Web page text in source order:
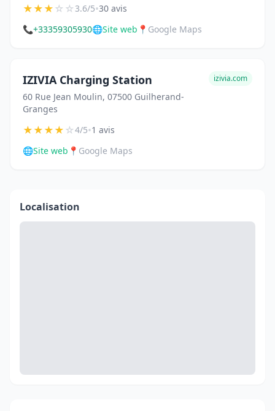
★★★☆☆3.6/5•30 avis
📞+33359305930🌐Site web 📍 Google Maps
IZIVIA Charging Station
60 Rue Jean Moulin, 07500 Guilherand-
Granges
izivia.com
★★★★☆4/5•1 avis
🌐Site web 📍 Google Maps
Localisation